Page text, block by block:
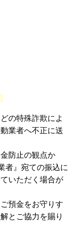
の特殊詐欺によ
業者へ不正に送
防止の観点か
者』宛ての振込に
いただく場合が
預金をお守りす
とご協力を賜り